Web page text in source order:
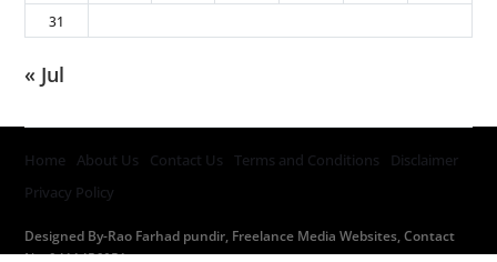
31
« Jul
Designed By-Rao Farhad pundir, Freelance Media Websites, Contact
Home About Us Contact Us Terms and Conditions
Disclaimer
Privacy Policy